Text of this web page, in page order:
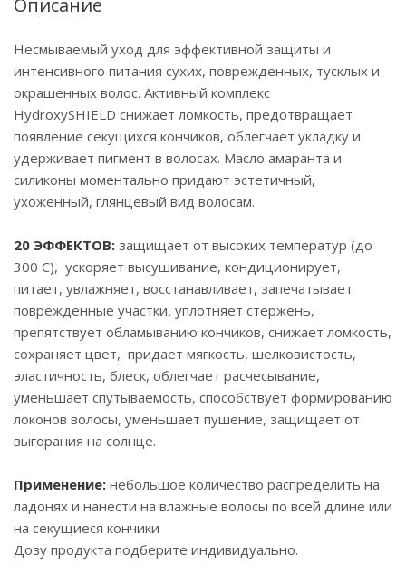
Описание
Несмываемый уход для эффективной защиты и
интенсивного питания сухих, поврежденных, тусклых и
окрашенных волос. Активный комплекс
HydroxySHIELD снижает ломкость, предотвращает
появление секущихся кончиков, облегчает укладку и
удерживает пигмент в волосах. Масло амаранта и
силиконы моментально придают эстетичный,
ухоженный, глянцевый вид волосам.
20 ЭФФЕКТОВ: защищает от высоких температур (до
300 С), ускоряет высушивание, кондиционирует,
питает, увлажняет, восстанавливает, запечатывает
поврежденные участки, уплотняет стержень,
препятствует обламыванию кончиков, снижает ломкость,
сохраняет цвет, придает мягкость, шелковистость,
эластичность, блеск, облегчает расчесывание,
уменьшает спутываемость, способствует формированию
локонов волосы, уменьшает пушение, защищает от
выгорания на солнце.
Применение: небольшое количество распределить на
ладонях и нанести на влажные волосы по всей длине или
на секущиеся кончики
Дозу продукта подберите индивидуально.